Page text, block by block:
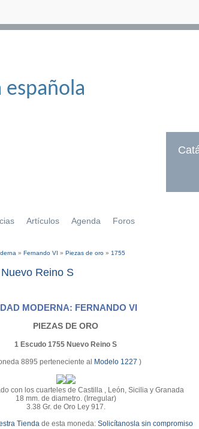
Artículos Agenda Foros
» Fernando VI » Piezas de oro » 1755
Reino S
MODERNA: FERNANDO VI
PIEZAS DE ORO
1 Escudo 1755 Nuevo Reino S
8895 perteneciente al Modelo 1227 )
con los cuarteles de Castilla , León, Sicilia y Granada
18 mm. de diametro. (Irregular)
3.38 Gr. de Oro Ley 917.
Tienda de esta moneda: Solicítanosla sin compromiso